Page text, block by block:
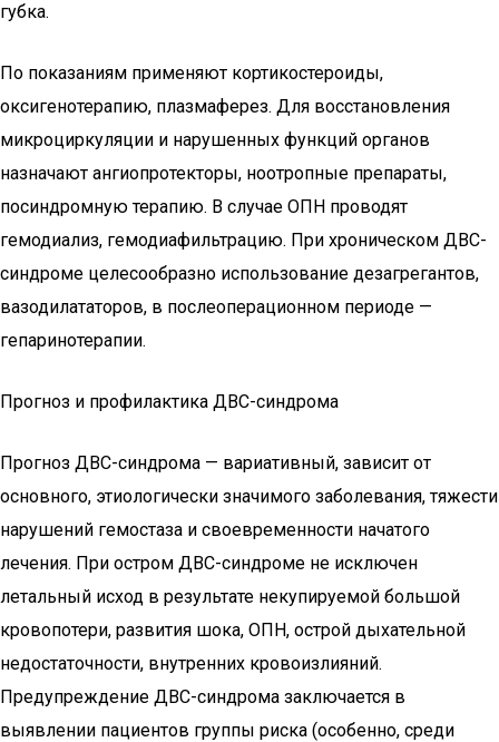
губка.
По показаниям применяют кортикостероиды,
оксигенотерапию, плазмаферез. Для восстановления
микроциркуляции и нарушенных функций органов
назначают ангиопротекторы, ноотропные препараты,
посиндромную терапию. В случае ОПН проводят
гемодиализ, гемодиафильтрацию. При хроническом ДВС-
синдроме целесообразно использование дезагрегантов,
вазодилататоров, в послеоперационном периоде —
гепаринотерапии.
Прогноз и профилактика ДВС-синдрома
Прогноз ДВС-синдрома — вариативный, зависит от
основного, этиологически значимого заболевания, тяжести
нарушений гемостаза и своевременности начатого
лечения. При остром ДВС-синдроме не исключен
летальный исход в результате некупируемой большой
кровопотери, развития шока, ОПН, острой дыхательной
недостаточности, внутренних кровоизлияний.
Предупреждение ДВС-синдрома заключается в
выявлении пациентов группы риска (особенно, среди